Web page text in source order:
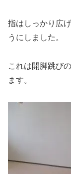
指はしっかり広
うにしました。
これは開脚跳び
ます。